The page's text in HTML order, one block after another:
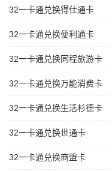
32一卡通兑换得仕通卡
32一卡通兑换便利通卡
32一卡通兑换同程旅游卡
32一卡通兑换万能消费卡
32一卡通兑换生活杉德卡
32一卡通兑换世通卡
32一卡通兑换商盟卡